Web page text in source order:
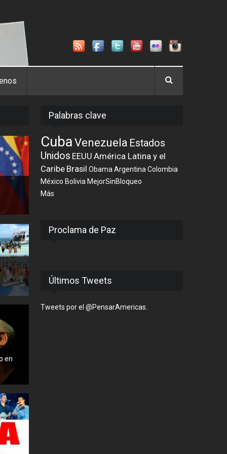
en
Palabras clave
CubaVenezuela Estados
Unidos EEUU América Latina y el
Caribe Brasil Obama Argentina Colombia
México Bolivia MejorSinBloqueo
Más
Proclama de Paz
Últimos Tweets
Tweets por el @PensarAmericas.